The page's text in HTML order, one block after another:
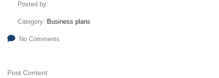
Posted by:
Category: Business plans
No Comments
Post Content